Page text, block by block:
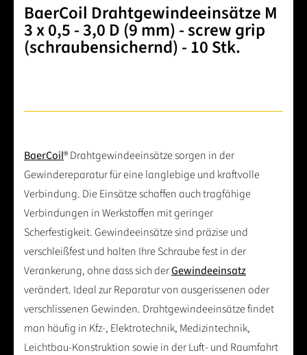
BaerCoil Drahtgewindeeinsätze M
3 x 0,5 - 3,0 D (9 mm) - screw grip
(schraubensichernd) - 10 Stk.
BaerCoil® Drahtgewindeeinsätze sorgen in der
Gewindereparatur für eine langlebige und kraftvolle
Verbindung. Die Einsätze schaffen auch tragfähige
Verbindungen in Werkstoffen mit geringer
Scherfestigkeit. Gewindeeinsätze sind präzise und
verschleißfest und halten Ihre Schraube fest in der
Verankerung, ohne dass sich derGewindeeinsatz
verändert. Ideal zur Reparatur von ausgerissenen oder
verschlissenen Gewinden. Drahtgewindeeinsätze findet
man häufig in Kfz-, Elektrotechnik, Medizintechnik,
Leichtbau-Konstruktion sowie in der Luft- und Raumfahrt